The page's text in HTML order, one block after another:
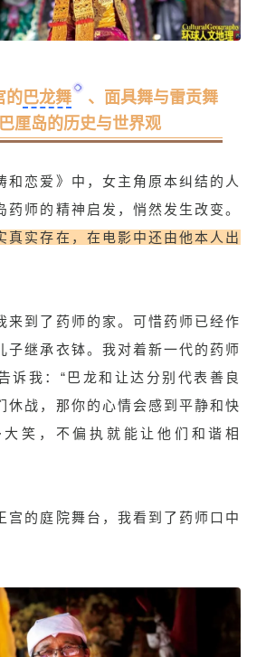
的巴龙舞
、面具舞与雷贡舞
巴厘岛的历史与世界观
和恋爱》中，女主角原本纠结的人
药师的精神启发，悄然发生改变。
真实存在，在电影中还由他本人出
来到了药师的家。可惜药师已经作
子继承衣钵。我对着新一代的药师
诉我：“巴龙和让达分别代表善良
休战，那你的心情会感到平静和快
笑，不偏执就能让他们和谐相
宫的庭院舞台，我看到了药师口中